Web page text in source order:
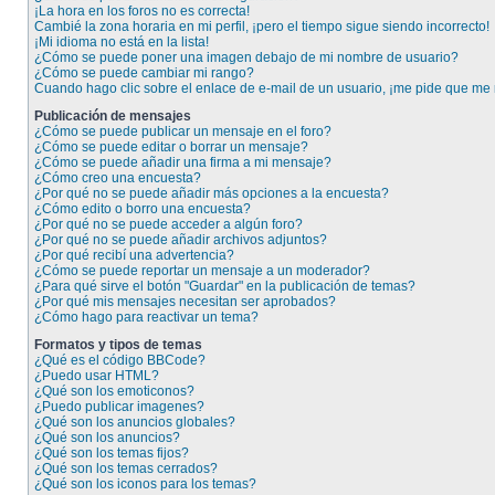
¡La hora en los foros no es correcta!
Cambié la zona horaria en mi perfil, ¡pero el tiempo sigue siendo incorrecto!
¡Mi idioma no está en la lista!
¿Cómo se puede poner una imagen debajo de mi nombre de usuario?
¿Cómo se puede cambiar mi rango?
Cuando hago clic sobre el enlace de e-mail de un usuario, ¡me pide que me
Publicación de mensajes
¿Cómo se puede publicar un mensaje en el foro?
¿Cómo se puede editar o borrar un mensaje?
¿Cómo se puede añadir una firma a mi mensaje?
¿Cómo creo una encuesta?
¿Por qué no se puede añadir más opciones a la encuesta?
¿Cómo edito o borro una encuesta?
¿Por qué no se puede acceder a algún foro?
¿Por qué no se puede añadir archivos adjuntos?
¿Por qué recibí una advertencia?
¿Cómo se puede reportar un mensaje a un moderador?
¿Para qué sirve el botón "Guardar" en la publicación de temas?
¿Por qué mis mensajes necesitan ser aprobados?
¿Cómo hago para reactivar un tema?
Formatos y tipos de temas
¿Qué es el código BBCode?
¿Puedo usar HTML?
¿Qué son los emoticonos?
¿Puedo publicar imagenes?
¿Qué son los anuncios globales?
¿Qué son los anuncios?
¿Qué son los temas fijos?
¿Qué son los temas cerrados?
¿Qué son los iconos para los temas?